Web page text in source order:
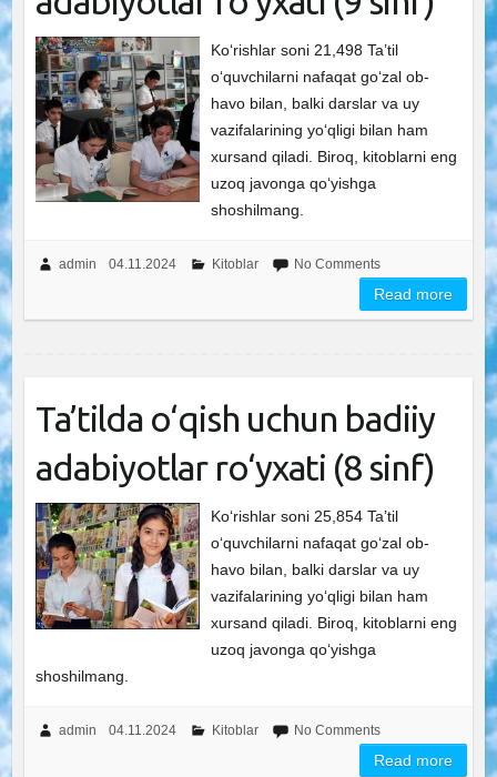
Ko‘rishlar soni 21,498 Ta’til
o‘quvchilarni nafaqat go‘zal ob-
havo bilan, balki darslar va uy
vazifalarining yo‘qligi bilan ham
xursand qiladi. Biroq, kitoblarni eng
uzoq javonga qo‘yishga
shoshilmang.
admin 04.11.2024 Kitoblar No Comments
Read more
Ta’tilda o‘qish uchun badiiy
adabiyotlar ro‘yxati (8 sinf)
Ko‘rishlar soni 25,854 Ta’til
o‘quvchilarni nafaqat go‘zal ob-
havo bilan, balki darslar va uy
vazifalarining yo‘qligi bilan ham
xursand qiladi. Biroq, kitoblarni eng
uzoq javonga qo‘yishga
shoshilmang.
admin 04.11.2024 Kitoblar No Comments
Read more